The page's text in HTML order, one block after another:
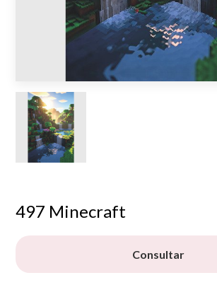
497 Minecraft
Consultar